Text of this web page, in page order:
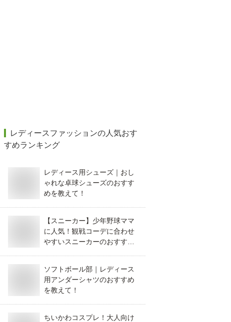
レディースファッションの人気おす
すめランキング
レディース用シューズ｜おし
ゃれな卓球シューズのおすす
めを教えて！
【スニーカー】少年野球ママ
に人気！観戦コーデに合わせ
やすいスニーカーのおすすめ
ソフトボール部｜レディース
用アンダーシャツのおすすめ
を教えて！
ちいかわコスプレ！大人向け